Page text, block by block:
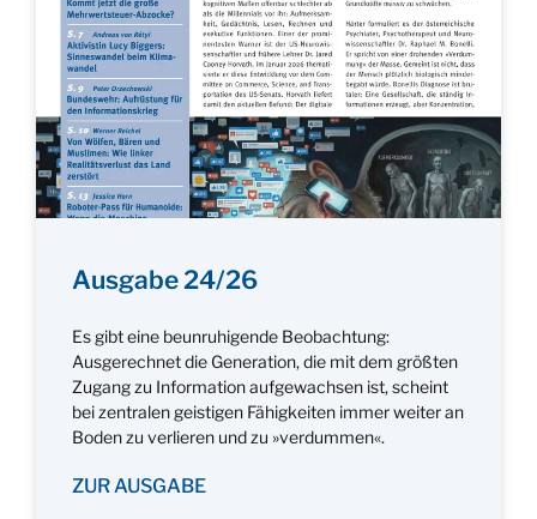
Ausgabe 24/26
Es gibt eine beunruhigende Beobachtung:
Ausgerechnet die Generation, die mit dem größten
Zugang zu Information aufgewachsen ist, scheint
bei zentralen geistigen Fähigkeiten immer weiter an
Boden zu verlieren und zu »verdummen«.
ZUR AUSGABE